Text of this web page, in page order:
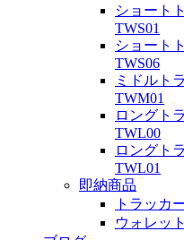
ショート
TWS01
ショート
TWS06
ミドルト
TWM01
ロングト
TWL00
ロングト
TWL01
即納商品
トラッカ
ウォレッ